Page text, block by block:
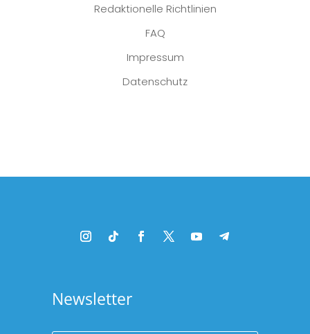
Redaktionelle Richtlinien
FAQ
Impressum
Datenschutz
Newsletter